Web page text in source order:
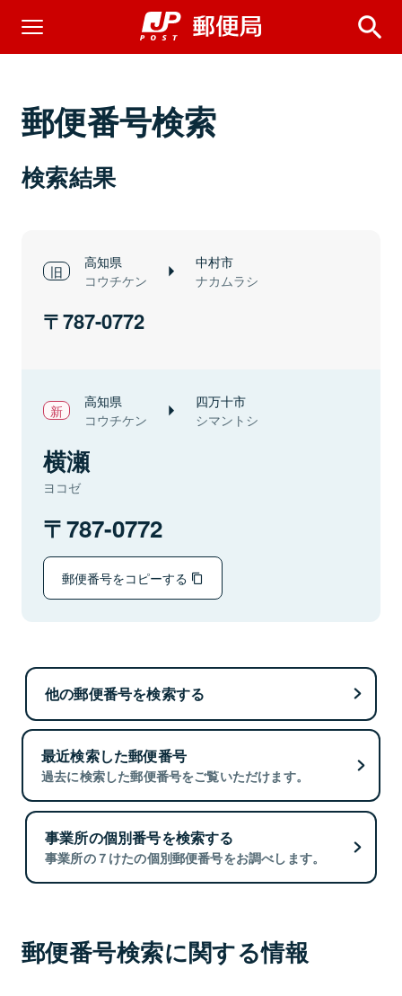
郵便番号検索
検索結果
高知県
コウチケン
中村市
ナカムラシ
787-0772
高知県
コウチケン
四万十市
シマントシ
横瀬
ヨコゼ
787-0772
郵便番号をコピーする
他の郵便番号を検索する
最近検索した郵便番号
過去に検索した郵便番号をご覧いただけます。
事業所の個別番号を検索する
事業所の７けたの個別郵便番号をお調べします。
郵便番号検索に関する情報